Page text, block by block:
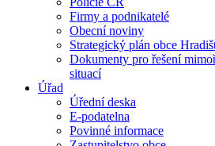
Firmy a podnikatelé
Obecní noviny
Strategický plán obce
Dokumenty pro řešení
situací
Úřad
Úřední deska
E-podatelna
Povinné informace